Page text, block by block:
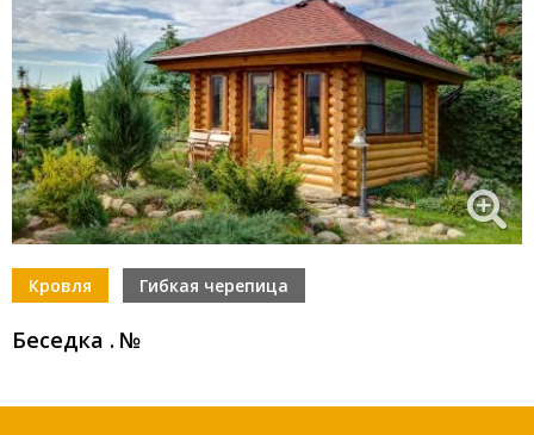
Кровля Гибкая черепица
Беседка . №